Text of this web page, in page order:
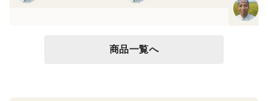
商品一覧へ